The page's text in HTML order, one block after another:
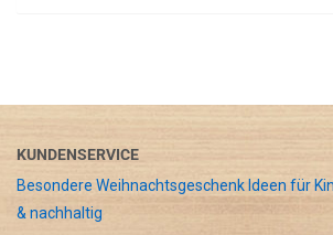
KUNDENSERVICE
Besondere Weihnachtsgeschenk Ideen für
& nachhaltig